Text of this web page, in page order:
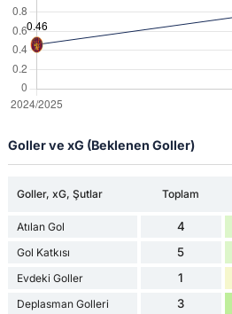
Goller ve xG (Beklenen Goller)
Goller, xG, Şutlar Toplam
Atılan Gol 4
Gol Katkısı 5
Evdeki Goller 1
Deplasman Golleri 3